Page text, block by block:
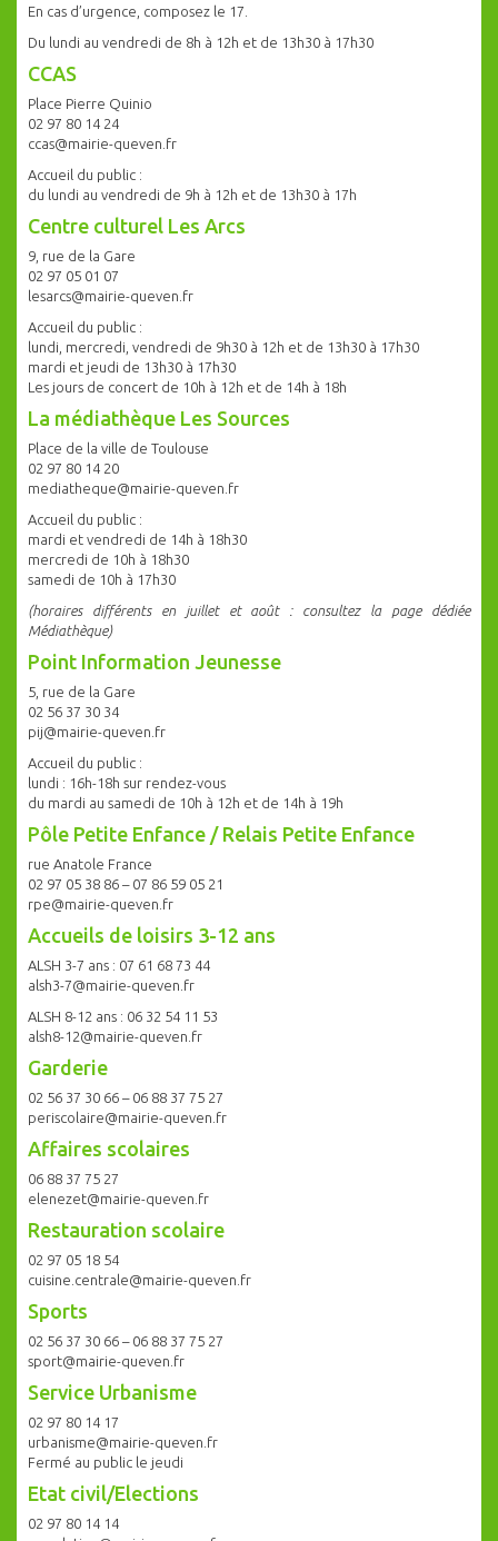
En cas d’urgence, composez le 17.
Du lundi au vendredi de 8h à 12h et de 13h30 à 17h30
CCAS
Place Pierre Quinio
02 97 80 14 24
ccas@mairie-queven.fr
Accueil du public :
du lundi au vendredi de 9h à 12h et de 13h30 à 17h
Centre culturel Les Arcs
9, rue de la Gare
02 97 05 01 07
lesarcs@mairie-queven.fr
Accueil du public :
lundi, mercredi, vendredi de 9h30 à 12h et de 13h30 à 17h30
mardi et jeudi de 13h30 à 17h30
Les jours de concert de 10h à 12h et de 14h à 18h
La médiathèque Les Sources
Place de la ville de Toulouse
02 97 80 14 20
mediatheque@mairie-queven.fr
Accueil du public :
mardi et vendredi de 14h à 18h30
mercredi de 10h à 18h30
samedi de 10h à 17h30
(horaires différents en juillet et août : consultez la page dédiée
Médiathèque)
Point Information Jeunesse
5, rue de la Gare
02 56 37 30 34
pij@mairie-queven.fr
Accueil du public :
lundi : 16h-18h sur rendez-vous
du mardi au samedi de 10h à 12h et de 14h à 19h
Pôle Petite Enfance / Relais Petite Enfance
rue Anatole France
02 97 05 38 86 – 07 86 59 05 21
rpe@mairie-queven.fr
Accueils de loisirs 3-12 ans
ALSH 3-7 ans : 07 61 68 73 44
alsh3-7@mairie-queven.fr
ALSH 8-12 ans : 06 32 54 11 53
alsh8-12@mairie-queven.fr
Garderie
02 56 37 30 66 – 06 88 37 75 27
periscolaire@mairie-queven.fr
Affaires scolaires
06 88 37 75 27
elenezet@mairie-queven.fr
Restauration scolaire
02 97 05 18 54
cuisine.centrale@mairie-queven.fr
Sports
02 56 37 30 66 – 06 88 37 75 27
sport@mairie-queven.fr
Service Urbanisme
02 97 80 14 17
urbanisme@mairie-queven.fr
Fermé au public le jeudi
Etat civil/Elections
02 97 80 14 14